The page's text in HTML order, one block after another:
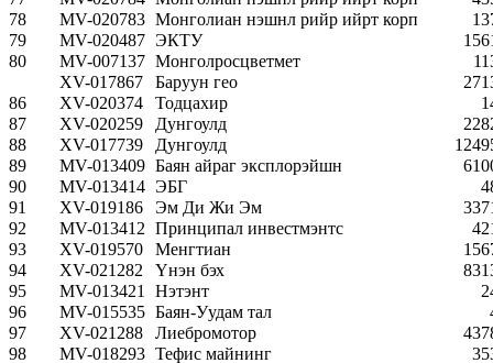
78
MV-020783 Монголиан нэшнл рийр ийрт корп
79
MV-020487 ЭКТУ
80
MV-007137 Монголросцветмет
XV-017867
Баруун гео
86
XV-020374 Тодцахир
87
XV-020259 Дунгоулд
88
XV-017739 Дунгоулд
89
MV-013409 Баян айраг эксплорэйшн
90
MV-013414 ЭБГ
91
XV-019186 Эм Ди Жи Эм
92
MV-013412 Принципал инвестмэнтс
93
XV-019570 Менгтиан
94
XV-021282 Үнэн бэх
95
MV-013421 Нэтэнт
96
MV-015535 Баян-Уудам тал
97
XV-021288 Лиебромотор
98
MV-018293 Тефис майнинг